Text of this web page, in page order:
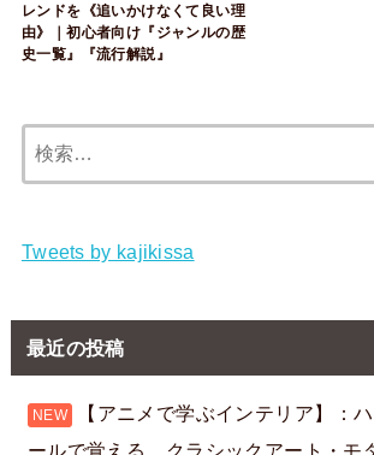
レンドを《追いかけなくて良い理
由》｜初心者向け『ジャンルの歴
史一覧』『流行解説』
索:
Tweets by kajikissa
最近の投稿
【アニメで学ぶインテリア】：
ールで覚える、クラシックアート・モ